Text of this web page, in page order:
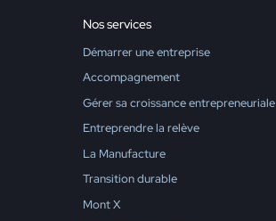
Nos services
Démarrer une entreprise
Accompagnement
Gérer sa croissance entrepreneuriale
Entreprendre la relève
La Manufacture
Transition durable
Mont X